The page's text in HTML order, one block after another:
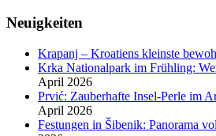
Neuigkeiten
Krapanj – Kroatiens kleinste
Krka Nationalpark im Frühling:
April 2026
Prvić: Zauberhafte Insel-Perle im
April 2026
Festungen in Šibenik: Panorama